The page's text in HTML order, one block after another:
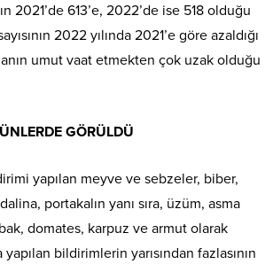
2021’de 613’e, 2022’de ise 518 olduğu
2022 yılında 2021’e göre azaldığı
umut vaat etmekten çok uzak olduğu
GÖRÜLDÜ
yapılan meyve ve sebzeler, biber,
portakalın yanı sıra, üzüm, asma
domates, karpuz ve armut olarak
yapılan bildirimlerin yarısından fazlasının